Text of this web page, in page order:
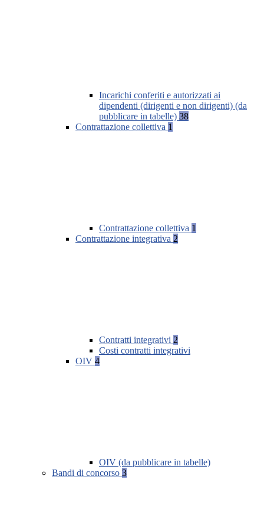
Incarichi conferiti e autorizzati ai
dipendenti (dirigenti e non dirigenti) (da
pubblicare in tabelle) 38
Contrattazione collettiva 1
Contrattazione collettiva 1
Contrattazione integrativa 2
Contratti integrativi 2
Costi contratti integrativi
OIV 4
OIV (da pubblicare in tabelle)
Bandi di concorso 3